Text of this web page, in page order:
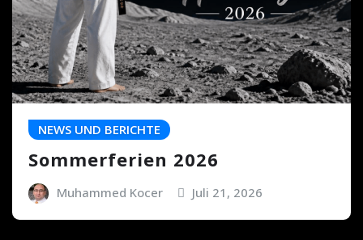
NEWS UND BERICHTE
Sommerferien 2026
Muhammed Kocer Juli 21, 2026